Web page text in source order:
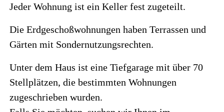
Jeder Wohnung ist ein Keller fest zugeteilt.
Die Erdgeschoßwohnungen haben Terrassen und
Gärten mit Sondernutzungsrechten.
Unter dem Haus ist eine Tiefgarage mit über 70
Stellplätzen, die bestimmten Wohnungen
zugeschrieben wurden.